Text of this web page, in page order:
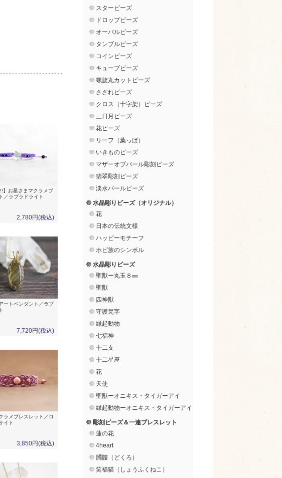
】お星さまマクラメブ
／ラブラドライト
2,780円(税込)
ートペンダント／ラブ
7,720円(税込)
ラメブレスレット／ロ
イト
3,850円(税込)
スタービーズ
ドロップビーズ
オーバルビーズ
タンブルビーズ
コインビーズ
キューブビーズ
螺旋丸カットビーズ
さざれビーズ
クロス（十字架）ビーズ
三日月ビーズ
花ビーズ
リーフ（葉っぱ）
いきものビーズ
マザーオブパール彫刻ビーズ
翡翠彫刻ビーズ
淡水パールビーズ
水晶彫りビーズ（オリジナル）
花
日本の伝統文様
ハッピーモチーフ
ホピ族のシンボル
水晶彫りビーズ
聖獣ー丸玉８㎜
聖獣
四神獣
守護梵字
縁起動物
七福神
十二支
十二星座
花
天使
聖獣ーオニキス・タイガーアイ
縁起動物ーオニキス・タイガーアイ
彫刻ビーズ＆一連ブレスレット
蓮の花
4heart
髑髏（どくろ）
笑福猫（しょうふくねこ）